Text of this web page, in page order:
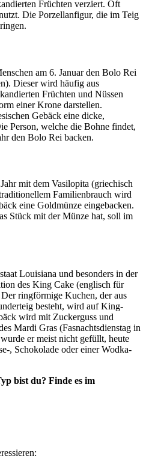
Früchten verziert. Oft
Die Porzellanfigur, die im Teig
am 6. Januar den Bolo Rei
Dieser wird häufig aus
Früchten und Nüssen
einer Krone darstellen.
Gebäck eine dicke,
Person, welche die Bohne findet,
den Bolo Rei backen.
mit dem Vasilopita (griechisch
Familienbrauch wird
eine Goldmünze eingebacken.
Stück mit der Münze hat, soll im
Louisiana und besonders in der
des King Cake (englisch für
ringförmige Kuchen, der aus
besteht, wird auf King-
wird mit Zuckerguss und
Mardi Gras (Fasnachtsdienstag in
er meist nicht gefüllt, heute
, Schokolade oder einer Wodka-
bist du? Finde es im